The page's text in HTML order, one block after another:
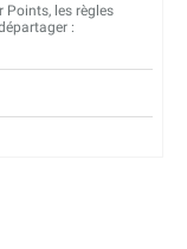
Points, les règles
: